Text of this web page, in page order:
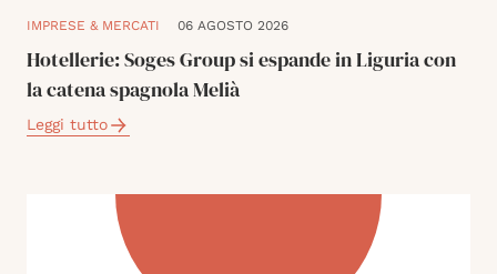
IMPRESE & MERCATI 06 AGOSTO 2026
Hotellerie: Soges Group si espande in Liguria con
la catena spagnola Melià
Leggi tutto